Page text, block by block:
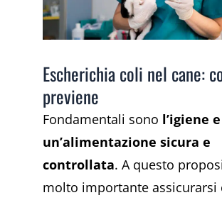
Escherichia coli nel cane:
previene
Fondamentali sono l’igiene e
un’alimentazione sicura e
controllata. A questo
molto importante assicurarsi